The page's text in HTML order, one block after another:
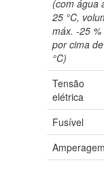
(com água
25 °C,
máx. -25 %
por cima
°C)
Tensão
elétrica
Fusível
Amperagem